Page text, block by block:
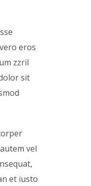
eros
zzril
sit
vel
et iusto